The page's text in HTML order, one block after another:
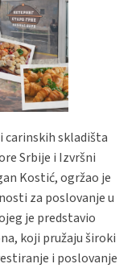
carinskih skladišta
Srbije i Izvršni
Kostić, ogržao je
za poslovanje u
je predstavio
koji pružaju široki
i poslovanje